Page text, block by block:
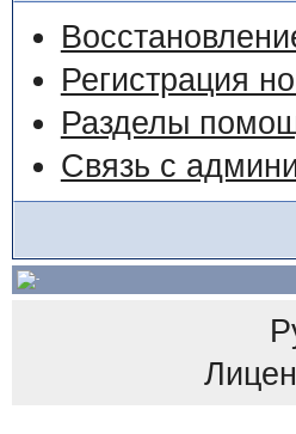
Регистрация
Разделы
Связь с